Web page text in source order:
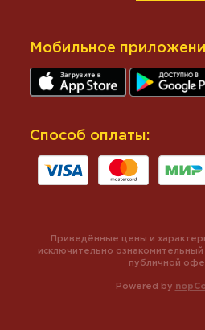
Мобильное
Способ оплаты:
Powered by
Приведённые цены и
исключительно
публичной